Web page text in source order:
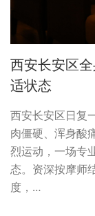
西安长安区
适状态
西安长安区日复
肉僵硬、浑身酸
烈运动，一场专
态。资深按摩师
度，…